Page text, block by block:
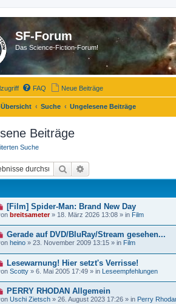
SF-Forum
Das Science-Fiction-Forum!
FAQ Neue Beiträge
Suche Ungelesene Beiträge
Beiträge
Suche
Suche
N
e
u
e
B
i
r
g
[Film] Spider-Man: Brand New Day
breitsameter» 18. März 2026 13:08 » in Film
N
e
u
e
B
i
r
Gerade auf DVD/BluRay/Stream gesehen...
heino » 23. November 2009 13:15 » in Film
N
e
u
e
B
Lesewarnung! Hier setzt's Verrisse!
Scotty » 6. Mai 2005 17:49 » in Leseempfehlungen
N
e
PERRY RHODAN Allgemein
Uschi Zietsch » 26. August 2023 17:26 » in Perry